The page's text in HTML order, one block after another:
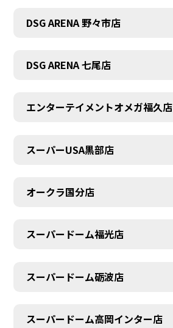
DSG ARENA 野々市店
DSG ARENA 七尾店
エンターテイメントオメガ福久店
スーパーUSA黒部店
オークラ国分店
スーパードーム福光店
スーパードーム砺波店
スーパードーム高岡インター店